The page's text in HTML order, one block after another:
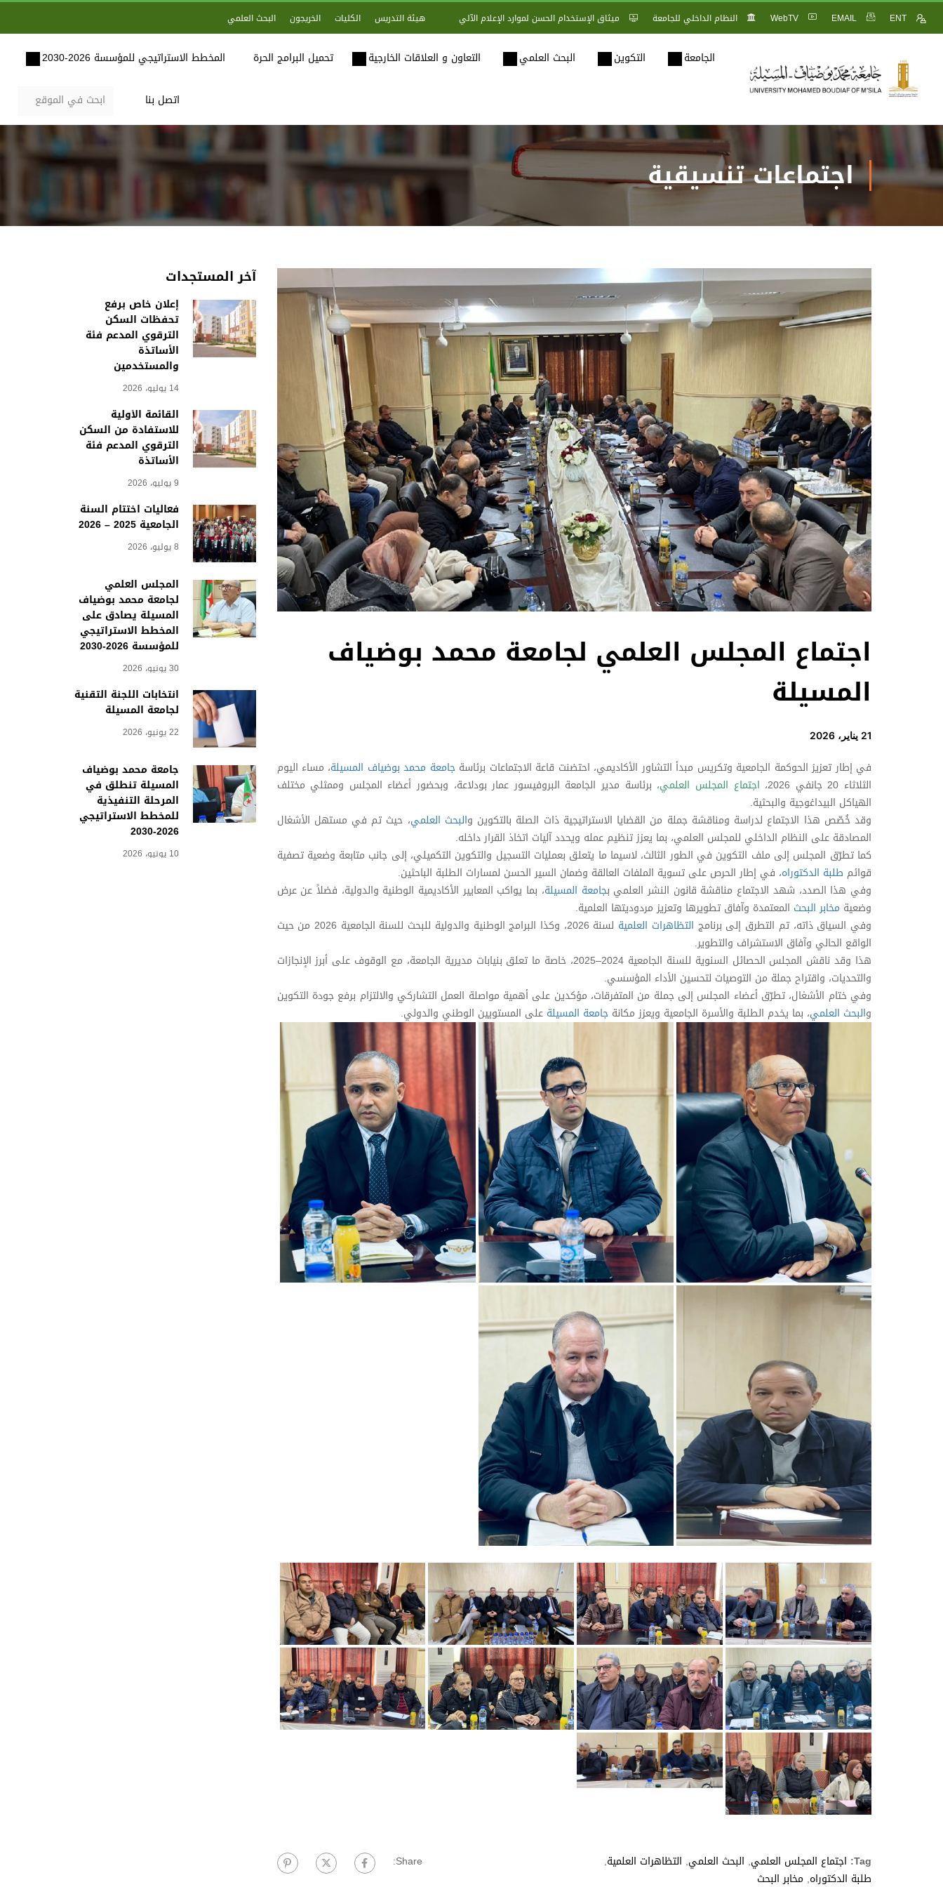
ENT
EMAIL
WebTV النظام الداخلي للجامعة ميثاق الإستخدام الحسن لموارد الإعلام الآلي هيئة التدريس الكليات الخريجون البحث العلمي
الجامعة التكوين البحث العلمي التعاون و العلاقات الخارجية تحميل البرامج الحرة المخطط الاستراتيجي للمؤسسة 2026-2030
اتصل بنا
اجتماعات تنسيقية
اجتماع المجلس العلمي لجامعة‎ محمد بوضياف
المسيلة
21 يناير، 2026
في إطار تعزيز الحوكمة الجامعية وتكريس مبدأ التشاور الأكاديمي، احتضنت قاعة الاجتماعات برئاسةجامعة محمد بوضياف المسيلة، مساء اليوم
الثلاثاء 20 جانفي 2026،
اجتماع المجلس العلمي، برئاسة مدير الجامعة البروفيسور عمار بودلاعة، وبحضور أعضاء المجلس وممثلي مختلف
الهياكل البيداغوجية والبحثية.
وقد خُصّص هذا الاجتماع لدراسة ومناقشة جملة من القضايا الاستراتيجية ذات الصلة بالتكوين والبحث العلمي، حيث تم في مستهل الأشغال
المصادقة على النظام الداخلي للمجلس العلمي، بما يعزز تنظيم عمله ويحدد آليات اتخاذ القرار داخله.
كما تطرّق المجلس إلى ملف التكوين في الطور الثالث، لاسيما ما يتعلق بعمليات التسجيل والتكوين التكميلي، إلى جانب متابعة وضعية تصفية
قوائم طلبة الدكتوراه، في إطار الحرص على تسوية الملفات العالقة وضمان السير الحسن لمسارات الطلبة الباحثين.
وفي هذا الصدد، شهد الاجتماع مناقشة قانون النشر العلمي بجامعة المسيلة، بما يواكب المعايير الأكاديمية الوطنية والدولية، فضلاً عن عرض
وضعية مخابر البحث المعتمدة وآفاق تطويرها وتعزيز مردوديتها العلمية.
وفي السياق ذاته، تم التطرق إلى برنامج التظاهرات العلمية
لسنة 2026، وكذا البرامج الوطنية والدولية للبحث للسنة الجامعية 2026 من حيث
الواقع الحالي وآفاق الاستشراف والتطوير.
هذا وقد ناقش المجلس الحصائل السنوية للسنة الجامعية 2024–2025، خاصة ما تعلق بنيابات مديرية الجامعة، مع الوقوف على أبرز الإنجازات
والتحديات، واقتراح جملة من التوصيات لتحسين الأداء المؤسسي.
وفي ختام الأشغال، تطرّق أعضاء المجلس إلى جملة من المتفرقات، مؤكدين على أهمية مواصلة العمل التشاركي والالتزام برفع جودة التكوين
والبحث العلمي، بما يخدم الطلبة والأسرة الجامعية ويعزز مكانة جامعة المسيلة على المستويين الوطني والدولي.
Tag: اجتماع المجلس العلمي, البحث العلمي, التظاهرات العلمية,
طلبة الدكتوراه, مخابر البحث
Share:
آخر المستجدات
إعلان خاص برفع
تحفظات السكن
الترقوي المدعم فئة
الأساتذة
والمستخدمين
14 يوليو، 2026
القائمة الأولية
للاستفادة من السكن
الترقوي المدعم فئة
الأساتذة
9 يوليو، 2026
فعاليات اختتام السنة
الجامعية 2025 – 2026
8 يوليو، 2026
المجلس العلمي
لجامعة محمد بوضياف
المسيلة يصادق على
المخطط الاستراتيجي
للمؤسسة 2026-2030
30 يونيو، 2026
انتخابات اللجنة التقنية
لجامعة المسيلة
22 يونيو، 2026
جامعة محمد بوضياف
المسيلة تنطلق في
المرحلة التنفيذية
للمخطط الاستراتيجي
2026-2030
10 يونيو، 2026